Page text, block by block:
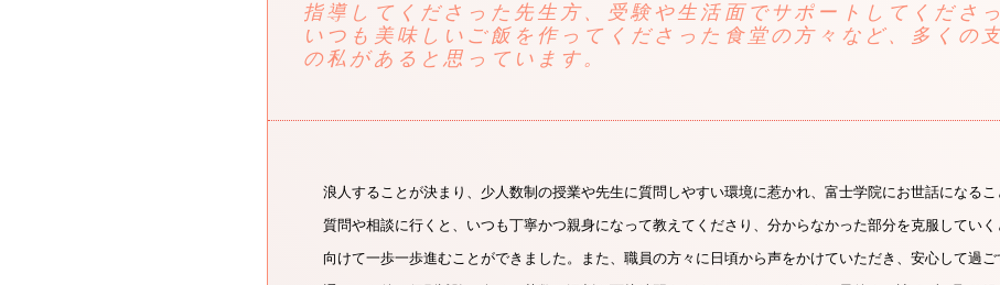
指導してくださった先生方、受験や生活面でサポートしてくださ
いつも美味しいご飯を作ってくださった食堂の方々など、多くの
の私があると思っています。
浪人することが決まり、少人数制の授業や先生に質問しやすい環境に惹かれ、富士学院にお世話になるこ
質問や相談に行くと、いつも丁寧かつ親身になって教えてくださり、分からなかった部分を克服してい
向けて一歩一歩進むことができました。また、職員の方々に日頃から声をかけていただき、安心して過